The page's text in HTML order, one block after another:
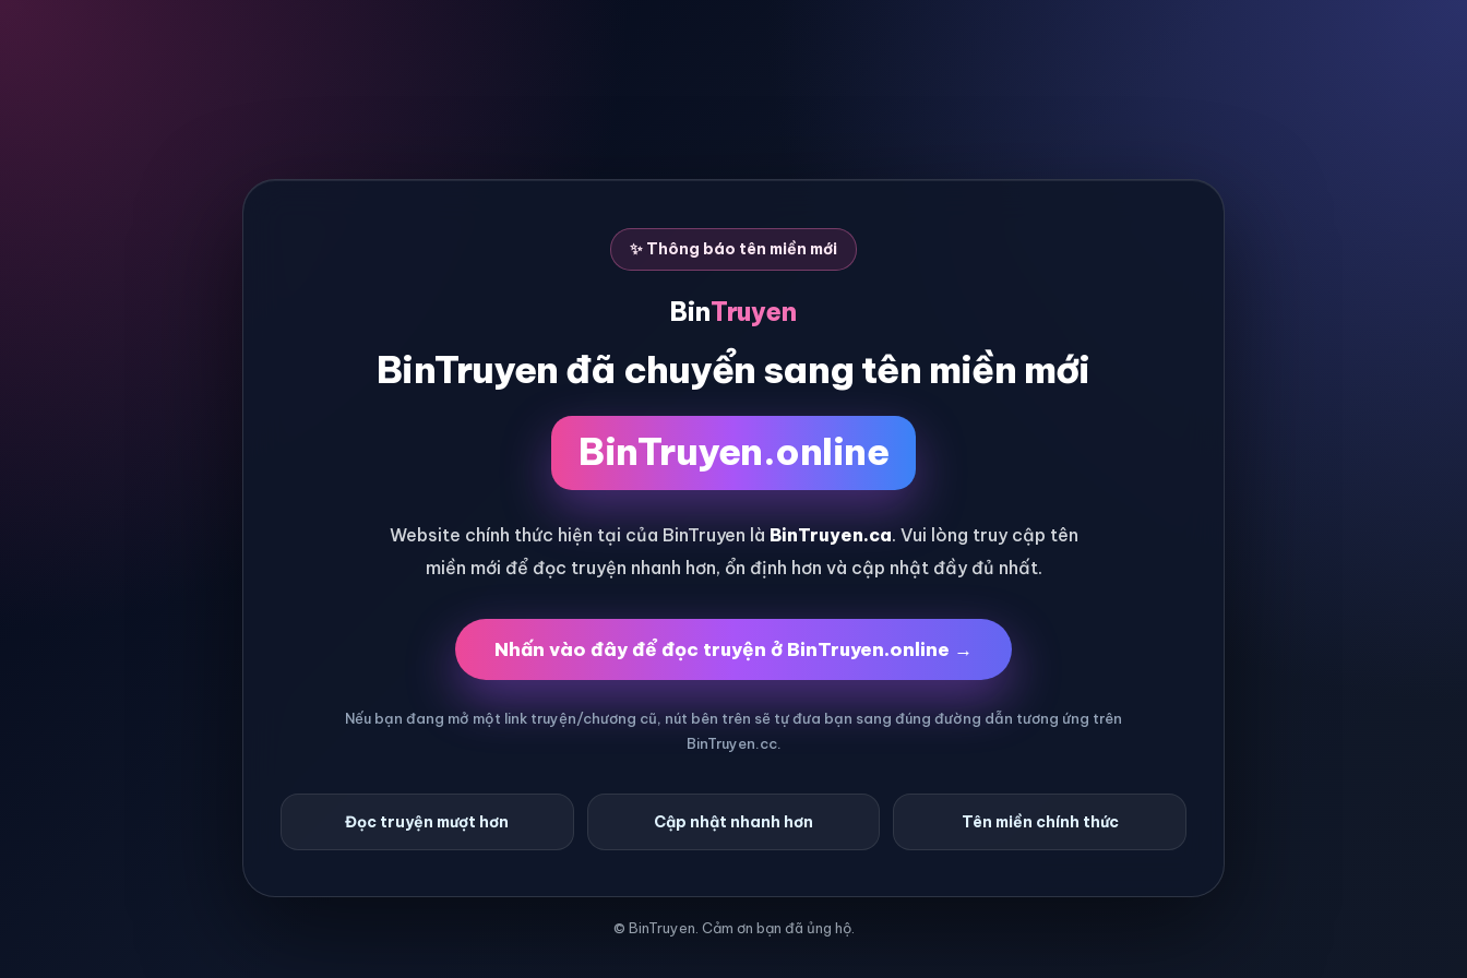
✨ Thông báo tên miền mới
BinTruyen
BinTruyen đã chuyển sang tên miền mới
BinTruyen.online
Website chính thức hiện tại của BinTruyen là BinTruyen.ca. Vui lòng truy cập tên
miền mới để đọc truyện nhanh hơn, ổn định hơn và cập nhật đầy đủ nhất.
Nhấn vào đây để đọc truyện ở BinTruyen.online →
Nếu bạn đang mở một link truyện/chương cũ, nút bên trên sẽ tự đưa bạn sang đúng đường dẫn tương ứng trên
BinTruyen.cc.
Đọc truyện mượt hơn Cập nhật nhanh hơn Tên miền chính thức
© BinTruyen. Cảm ơn bạn đã ủng hộ.